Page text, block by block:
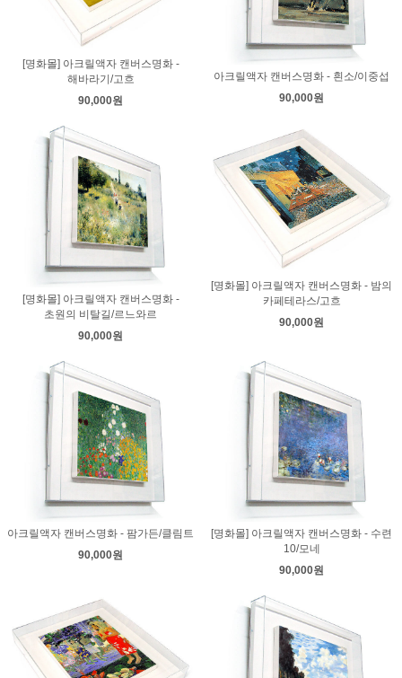
[명화몰] 아크릴액자 캔버스명화 -
해바라기/고흐
90,000원
아크릴액자 캔버스명화 - 흰소/이중섭
90,000원
[명화몰] 아크릴액자 캔버스명화 -
초원의 비탈길/르느와르
90,000원
[명화몰] 아크릴액자 캔버스명화 - 밤의
카페테라스/고흐
90,000원
아크릴액자 캔버스명화 - 팜가든/클림트
90,000원
[명화몰] 아크릴액자 캔버스명화 - 수련
10/모네
90,000원